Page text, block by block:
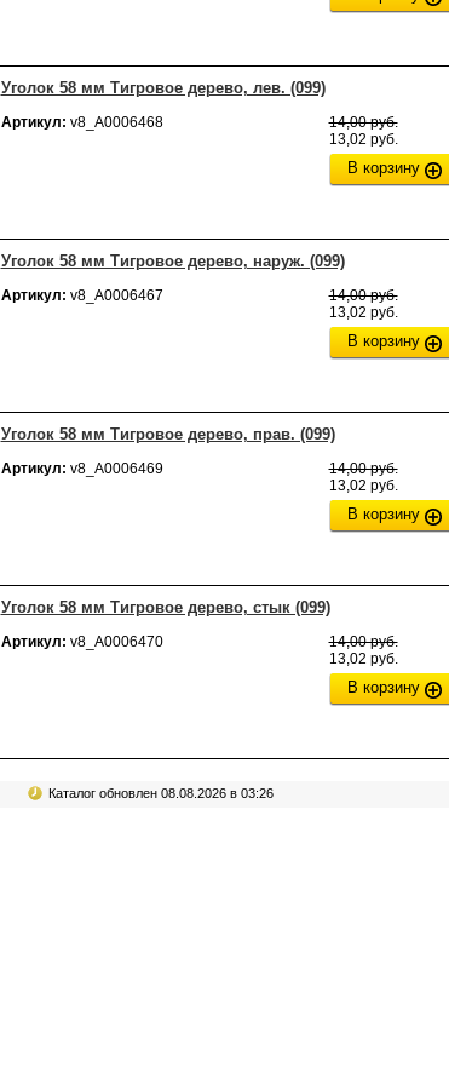
Уголок 58 мм Тигровое дерево, лев. (099)
Артикул: v8_А0006468
14,00 руб.
13,02 руб.
В корзину
Уголок 58 мм Тигровое дерево, наруж. (099)
Артикул: v8_А0006467
14,00 руб.
13,02 руб.
В корзину
Уголок 58 мм Тигровое дерево, прав. (099)
Артикул: v8_А0006469
14,00 руб.
13,02 руб.
В корзину
Уголок 58 мм Тигровое дерево, стык (099)
Артикул: v8_А0006470
14,00 руб.
13,02 руб.
В корзину
Каталог обновлен 08.08.2026 в 03:26